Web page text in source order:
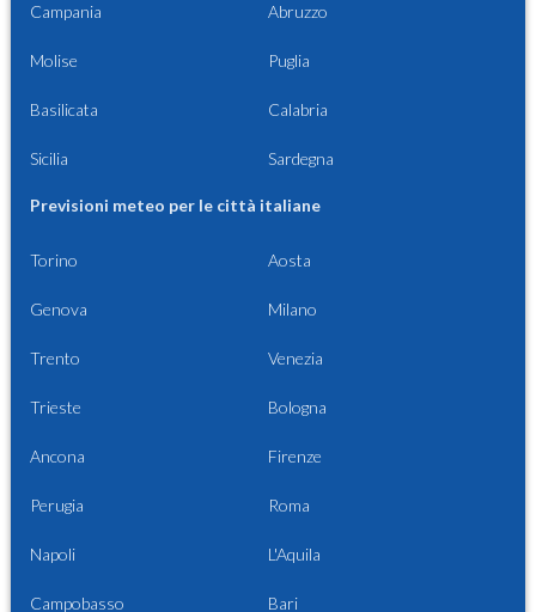
Campania Abruzzo
Molise Puglia
Basilicata Calabria
Sicilia Sardegna
Previsioni meteo per le città italiane
Torino Aosta
Genova Milano
Trento Venezia
Trieste Bologna
Ancona Firenze
Perugia Roma
Napoli L'Aquila
Campobasso Bari